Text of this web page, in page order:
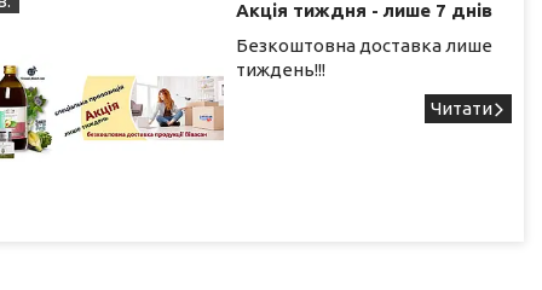
Акція тиждня - лише 7 днів
Безкоштовна доставка лише
тиждень!!!